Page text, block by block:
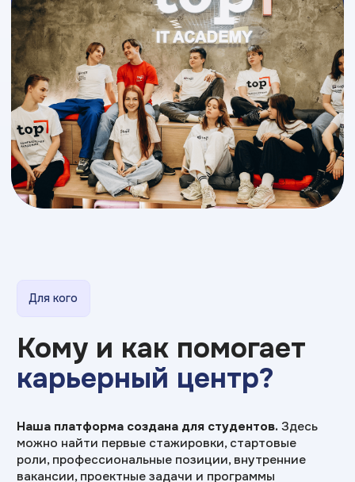
Для кого
Наша платформа создана для студентов.Здесь
можно найти первые стажировки, стартовые
роли, профессиональные позиции, внутренние
Кому и как помогает
карьерный центр?
в приоритетном порядке и помогаем
быстро войти в профессию
карьеры
Практика на профильных предприятиях
с 1 курса.